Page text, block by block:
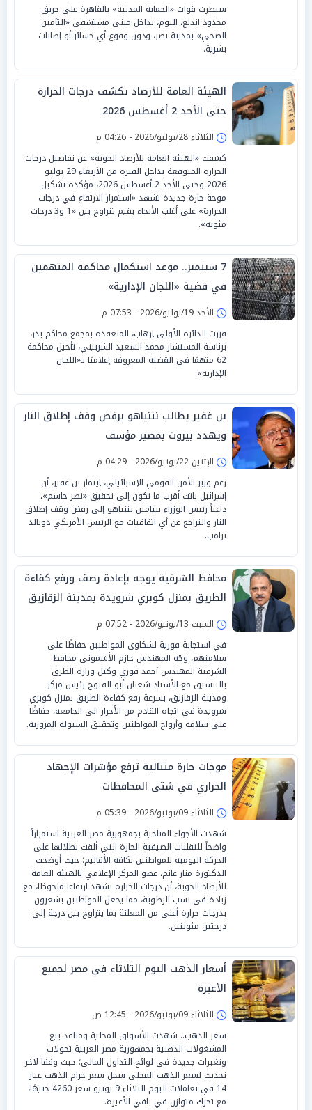
سيطرت قوات «الحماية المدنية» بالقاهرة على حريق
محدود اندلع، اليوم، بداخل مبنى مستشفى «التأمين
الصحي» بمدينة نصر، ودون وقوع أي خسائر أو إصابات
بشرية.
الهيئة العامة للأرصاد تكشف درجات الحرارة
حتى الأحد 2 أغسطس 2026
الثلاثاء 28/يوليو/2026 - 04:26 م
كشفت «الهيئة العامة للأرصاد الجوية» عن تفاصيل درجات
الحرارة المتوقعة بداخل الفترة من الأربعاء 29 يوليو
2026 وحتى الأحد 2 أغسطس 2026، مؤكدة تشكيل
موجة حارة جديدة تشهد «استمرار الارتفاع في درجات
الحرارة» على أغلب الأنحاء بقيم تتراوح بين «1 و3 درجات
مئوية».
7 سبتمبر.. موعد استكمال محاكمة المتهمين
في قضية «اللجان الإدارية»
الأحد 19/يوليو/2026 - 07:53 م
قررت الدائرة الأولى إرهاب، المنعقدة بمجمع محاكم بدر،
برئاسة المستشار محمد السعيد الشربيني، تأجيل محاكمة
62 متهمًا في القضية المعروفة إعلاميًا بـ«اللجان
الإدارية».
بن غفير يطالب نتنياهو برفض وقف إطلاق النار
ويهدد بيروت بمصير مؤسف
الإثنين 22/يونيو/2026 - 04:29 م
زعم وزير الأمن القومي الإسرائيلي، إيتمار بن غفير، أن
إسرائيل باتت أقرب ما تكون إلى تحقيق «نصر حاسم»،
داعياً رئيس الوزراء بنيامين نتنياهو إلى رفض وقف إطلاق
النار والتراجع عن أي اتفاقيات مع الرئيس الأمريكي دونالد
ترامب.
محافظ الشرقية يوجه بإعادة رصف ورفع كفاءة
الطريق بمنزل كوبري شرويدة بمدينة الزقازيق
السبت 13/يونيو/2026 - 07:52 م
‏في استجابة فورية لشكاوى المواطنين حفاظًا على
سلامتهم، وجّه المهندس حازم الأشموني محافظ
الشرقية المهندس أحمد فوزي وكيل وزارة الطرق
بالتنسيق مع الأستاذ شعبان أبو الفتوح رئيس مركز
ومدينة الزقازيق، بسرعة رفع كفاءة الطريق بمنزل كوبري
شرويدة في اتجاه القادم من الأحرار الي الجامعة، حفاظًا
على سلامة وأرواح المواطنين وتحقيق السيولة المرورية.
موجات حارة متتالية ترفع مؤشرات الإجهاد
الحراري في شتى المحافظات
الثلاثاء 09/يونيو/2026 - 05:39 م
شهدت الأجواء المناخية بجمهورية مصر العربية استمراراً
واضحاً للتقلبات الصيفية الحارة التي ألقت بظلالها على
الحركة اليومية للمواطنين بكافة الأقاليم؛ حيث أوضحت
الدكتورة منار غانم، عضو المركز الإعلامي بالهيئة العامة
للأرصاد الجوية، أن درجات الحرارة تشهد ارتفاعا ملحوظا، مع
زيادة فى نسب الرطوبة، مما يجعل المواطنين يشعرون
بدرجات حرارة أعلى من المعلنة بما يتراوح بين درجة إلى
درجتين مئويتين.
أسعار الذهب اليوم الثلاثاء في مصر لجميع
الأعيرة
الثلاثاء 09/يونيو/2026 - 12:45 ص
سعر الذهب.. شهدت الأسواق المحلية ومنافذ بيع
المشغولات الذهبية بجمهورية مصر العربية تحولات
وتغيرات جديدة في لوائح التداول المالي؛ حيث وفقا لآخر
تحديث لسعر الذهب المحلى سجل سعر جرام الذهب عيار
14 في تعاملات اليوم الثلاثاء 9 يونيو سعر 4260 جنيهًا،
مع تحرك متوازن في باقي الأعيرة.